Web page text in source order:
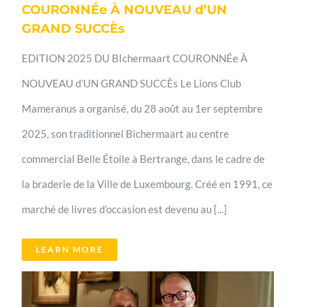
COURONNÉe À NOUVEAU d’UN
GRAND SUCCÈs
EDITION 2025 DU BIchermaart COURONNÉe À
NOUVEAU d’UN GRAND SUCCÈs Le Lions Club
Mameranus a organisé, du 28 août au 1er septembre
2025, son traditionnel Bichermaart au centre
commercial Belle Étoile à Bertrange, dans le cadre de
la braderie de la Ville de Luxembourg. Créé en 1991, ce
marché de livres d’occasion est devenu au [...]
LEARN MORE